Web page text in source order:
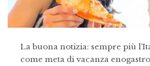
La buona notizia: sempre più
come meta di vacanza